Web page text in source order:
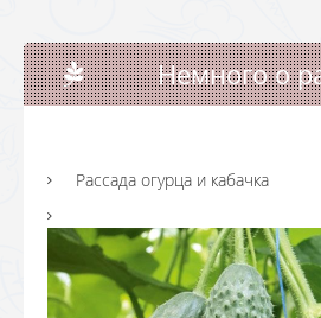
Немного о
Рассада огурца и кабачка